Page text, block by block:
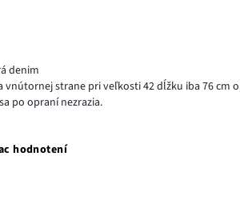
denim
strane pri veľkosti 42 dĺžku iba 76 cm
po opraní nezrazia.
hodnotení